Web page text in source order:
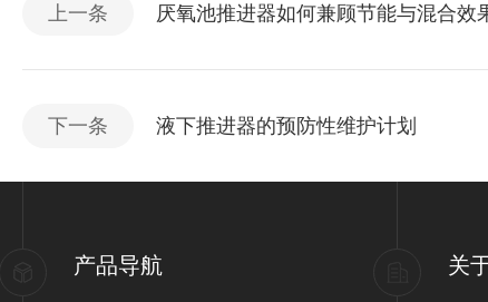
上一条 厌氧池推进器如何兼顾节能与混合效
下一条 液下推进器的预防性维护计划
产品导航 关